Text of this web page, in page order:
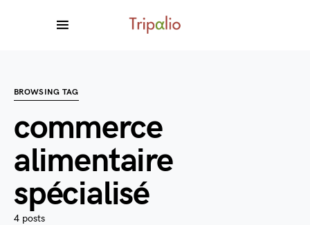
BROWSING TAG
commerce
alimentaire
spécialisé
4 posts